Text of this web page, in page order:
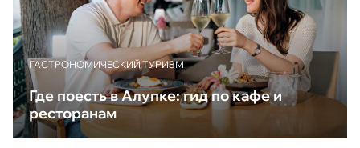
ГАСТРОНОМИЧЕСКИЙ ТУРИЗМ
Где поесть в Алупке: гид по кафе и
ресторанам